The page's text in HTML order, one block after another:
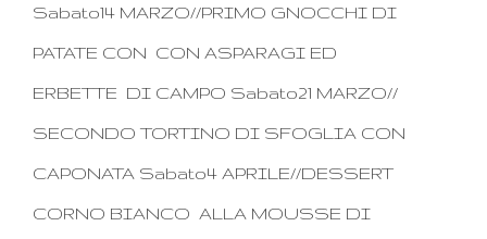
Sabato14 MARZO//PRIMO GNOCCHI DI
PATATE CON CON ASPARAGI ED
ERBETTE DI CAMPO Sabato21 MARZO//
SECONDO TORTINO DI SFOGLIA CON
CAPONATA Sabato4 APRILE//DESSERT
CORNO BIANCO ALLA MOUSSE DI